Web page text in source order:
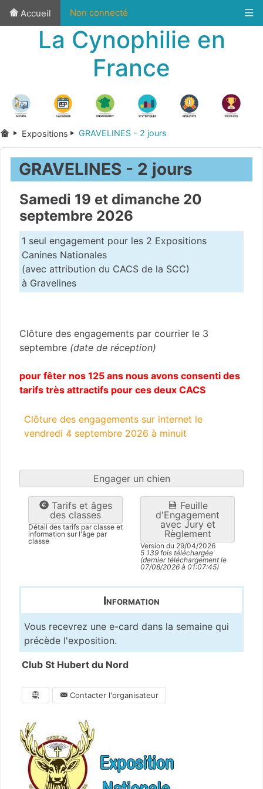
Accueil Non connecté
La Cynophilie en
France
Expositions GRAVELINES - 2 jours
GRAVELINES - 2 jours
Samedi 19 et dimanche 20
septembre 2026
1 seul engagement pour les 2 Expositions
Canines Nationales
(avec attribution du CACS de la SCC)
à Gravelines
Clôture des engagements par courrier le 3
septembre (date de réception)
pour fêter nos 125 ans nous avons consenti des
tarifs très attractifs pour ces deux CACS
Clôture des engagements sur internet le
vendredi 4 septembre 2026 à minuit
Engager un chien
Tarifs et âges
des classes
Détail des tarifs par classe et
information sur l'âge par
classe
Feuille
d'Engagement
avec Jury et
Règlement
Version du 29/04/2026
5 139 fois téléchargée
(dernier téléchargement le
07/08/2026 à 01:07:45)
Information
Vous recevrez une e-card dans la semaine qui
précède l'exposition.
Club St Hubert du Nord
Contacter l'organisateur